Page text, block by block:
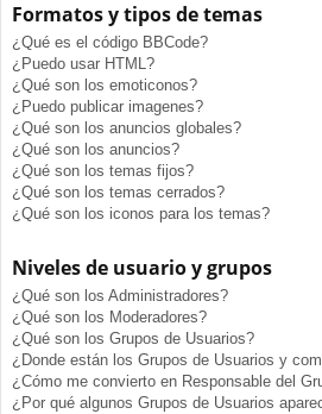
Formatos y tipos de temas
¿Qué es el código BBCode?
¿Puedo usar HTML?
¿Qué son los emoticonos?
¿Puedo publicar imagenes?
¿Qué son los anuncios globales?
¿Qué son los anuncios?
¿Qué son los temas fijos?
¿Qué son los temas cerrados?
¿Qué son los iconos para los temas?
Niveles de usuario y grupos
¿Qué son los Administradores?
¿Qué son los Moderadores?
¿Qué son los Grupos de Usuarios?
¿Donde están los Grupos de Usuarios y
¿Cómo me convierto en Responsable del
¿Por qué algunos Grupos de Usuarios